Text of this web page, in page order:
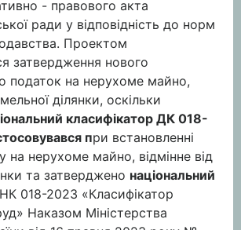
- правового акта
ради у відповідність до норм
Проектом
затвердження нового
податок на нерухоме майно,
ділянки, оскільки
класифікатор ДК 018-
при встановленні
на нерухоме майно, відмінне від
та затверджено національний
НК 018-2023 «Класифікатор
Наказом Міністерства